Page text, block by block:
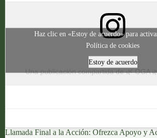
Una publicación compartida de 🌿 OGA
Haz clic en «Estoy de acuerdo» para
Política de cookies
Estoy de acuerdo
Llamada Final a la Acción: Ofrezca Apoyo y